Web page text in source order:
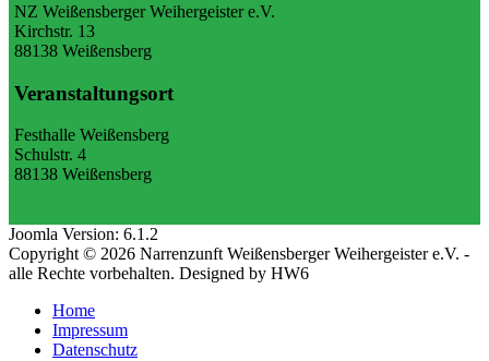
NZ Weißensberger Weihergeister e.V.
Kirchstr. 13
88138 Weißensberg
Veranstaltungsort
Festhalle Weißensberg
Schulstr. 4
88138 Weißensberg
Joomla Version: 6.1.2
Copyright © 2026 Narrenzunft Weißensberger Weihergeister e.V. -
alle Rechte vorbehalten. Designed by HW6
Home
Impressum
Datenschutz